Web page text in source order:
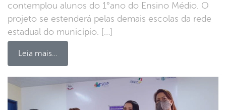
contemplou alunos do 1°ano do Ensino Médio. O
projeto se estenderá pelas demais escolas da rede
estadual do município. […]
Leia mais…